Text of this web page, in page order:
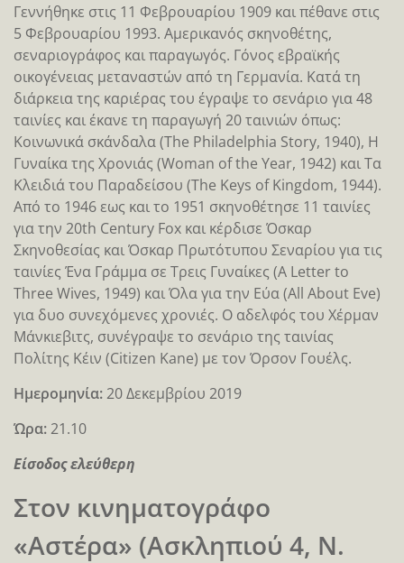
Γεννήθηκε στις 11 Φεβρουαρίου 1909 και πέθανε στις
5 Φεβρουαρίου 1993. Αμερικανός σκηνοθέτης,
σεναριογράφος και παραγωγός. Γόνος εβραϊκής
οικογένειας μεταναστών από τη Γερμανία. Κατά τη
διάρκεια της καριέρας του έγραψε το σενάριο για 48
ταινίες και έκανε τη παραγωγή 20 ταινιών όπως:
Κοινωνικά σκάνδαλα (The Philadelphia Story, 1940), Η
Γυναίκα της Χρονιάς (Woman of the Year, 1942) και Τα
Κλειδιά του Παραδείσου (The Keys of Kingdom, 1944).
Από το 1946 εως και το 1951 σκηνοθέτησε 11 ταινίες
για την 20th Century Fox και κέρδισε Όσκαρ
Σκηνοθεσίας και Όσκαρ Πρωτότυπου Σεναρίου για τις
ταινίες Ένα Γράμμα σε Τρεις Γυναίκες (A Letter to
Three Wives, 1949) και Όλα για την Εύα (All About Eve)
για δυο συνεχόμενες χρονιές. Ο αδελφός του Χέρμαν
Μάνκιεβιτς, συνέγραψε το σενάριο της ταινίας
Πολίτης Κέιν (Citizen Kane) με τον Όρσον Γουέλς.
Ημερομηνία:20 Δεκεμβρίου 2019
Ώρα:21.10
Είσοδος ελεύθερη
Στον κινηματογράφο
«Αστέρα» (Ασκληπιού 4, Ν.